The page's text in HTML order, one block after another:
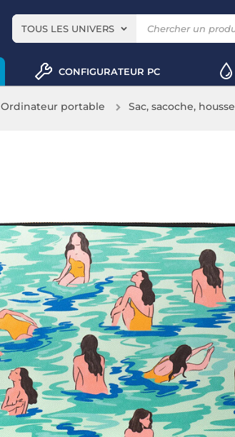
TOUS LES UNIVERS
CONFIGURATEUR PC
Ordinateur portable Sac, sacoche, housse